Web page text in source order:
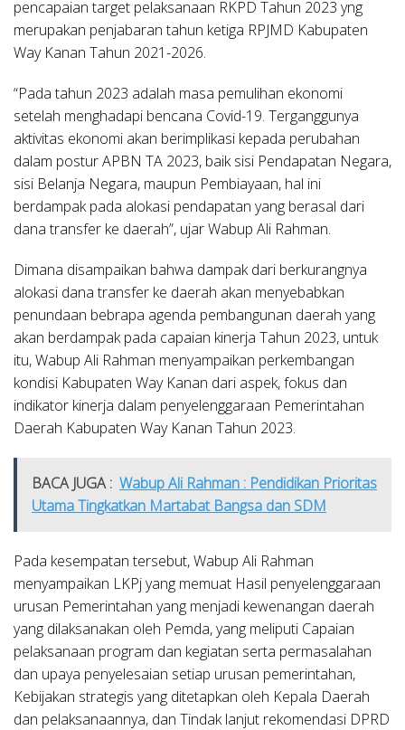
pencapaian target pelaksanaan RKPD Tahun 2023 yng
merupakan penjabaran tahun ketiga RPJMD Kabupaten
Way Kanan Tahun 2021-2026.
“Pada tahun 2023 adalah masa pemulihan ekonomi
setelah menghadapi bencana Covid-19. Terganggunya
aktivitas ekonomi akan berimplikasi kepada perubahan
dalam postur APBN TA 2023, baik sisi Pendapatan Negara,
sisi Belanja Negara, maupun Pembiayaan, hal ini
berdampak pada alokasi pendapatan yang berasal dari
dana transfer ke daerah”, ujar Wabup Ali Rahman.
Dimana disampaikan bahwa dampak dari berkurangnya
alokasi dana transfer ke daerah akan menyebabkan
penundaan bebrapa agenda pembangunan daerah yang
akan berdampak pada capaian kinerja Tahun 2023, untuk
itu, Wabup Ali Rahman menyampaikan perkembangan
kondisi Kabupaten Way Kanan dari aspek, fokus dan
indikator kinerja dalam penyelenggaraan Pemerintahan
Daerah Kabupaten Way Kanan Tahun 2023.
BACA JUGA : Wabup Ali Rahman : Pendidikan Prioritas
Utama Tingkatkan Martabat Bangsa dan SDM
Pada kesempatan tersebut, Wabup Ali Rahman
menyampaikan LKPj yang memuat Hasil penyelenggaraan
urusan Pemerintahan yang menjadi kewenangan daerah
yang dilaksanakan oleh Pemda, yang meliputi Capaian
pelaksanaan program dan kegiatan serta permasalahan
dan upaya penyelesaian setiap urusan pemerintahan,
Kebijakan strategis yang ditetapkan oleh Kepala Daerah
dan pelaksanaannya, dan Tindak lanjut rekomendasi DPRD